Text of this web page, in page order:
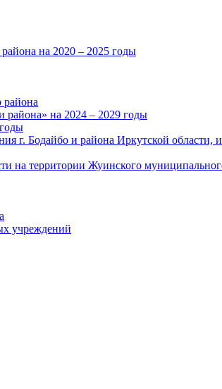
на 2020 – 2025 годы
района
района» на 2024 – 2029 годы
г. Бодайбо и района Иркутской
на территории Жуинского
учреждений